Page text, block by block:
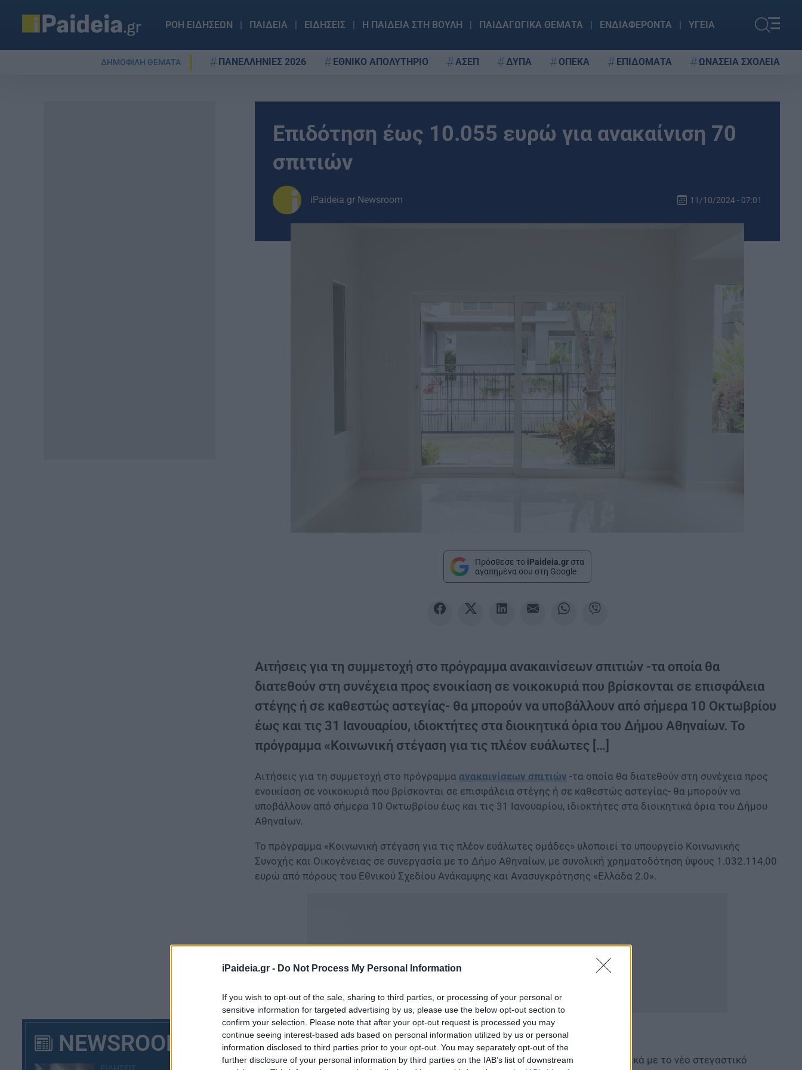
iPaideia.gr - Do Not Process My Personal Information
If you wish to opt-out of the sale, sharing to third parties, or processing of your personal or
sensitive information for targeted advertising by us, please use the below opt-out section to
confirm your selection. Please note that after your opt-out request is processed you may
continue seeing interest-based ads based on personal information utilized by us or personal
information disclosed to third parties prior to your opt-out. You may separately opt-out of the
further disclosure of your personal information by third parties on the IAB’s list of downstream
ΡΟΗ ΕΙΔΗΣΕΩΝ ΠΑΙΔΕΙΑ ΕΙΔΗΣΕΙΣ Η ΠΑΙΔΕΙΑ ΣΤΗ ΒΟΥΛΗ ΠΑΙΔΑΓΩΓΙΚΑ ΘΕΜΑΤΑ ΕΝΔΙΑΦΕΡΟΝΤΑ ΥΓΕΙΑ
ΔΗΜΟΦΙΛΗ ΘΕΜΑΤΑ ΠΑΝΕΛΛΗΝΙΕΣ 2026 ΕΘΝΙΚΟ ΑΠΟΛΥΤΗΡΙΟ ΑΣΕΠ ΔΥΠΑ ΟΠΕΚΑ ΕΠΙΔΟΜΑΤΑ ΩΝΑΣΕΙΑ ΣΧΟΛΕΙΑ
NEWSROOM
Επιδότηση έως 10.055 ευρώ για ανακαίνιση 70
σπιτιών
iPaideia.gr Newsroom 11/10/2024 - 07:01
Πρόσθεσε το iPaideia.gr στα
αγαπημένα σου στη Google
Αιτήσεις για τη συμμετοχή στο πρόγραμμα ανακαινίσεων σπιτιών -τα οποία θα
διατεθούν στη συνέχεια προς ενοικίαση σε νοικοκυριά που βρίσκονται σε επισφάλεια
στέγης ή σε καθεστώς αστεγίας- θα μπορούν να υποβάλλουν από σήμερα 10 Οκτωβρίου
έως και τις 31 Ιανουαρίου, ιδιοκτήτες στα διοικητικά όρια του Δήμου Αθηναίων. Το
πρόγραμμα «Κοινωνική στέγαση για τις πλέον ευάλωτες […]
Αιτήσεις για τη συμμετοχή στο πρόγραμμα ανακαινίσεων σπιτιών -τα οποία θα διατεθούν στη συνέχεια προς
ενοικίαση σε νοικοκυριά που βρίσκονται σε επισφάλεια στέγης ή σε καθεστώς αστεγίας- θα μπορούν να
υποβάλλουν από σήμερα 10 Οκτωβρίου έως και τις 31 Ιανουαρίου, ιδιοκτήτες στα διοικητικά όρια του Δήμου
Αθηναίων.
Το πρόγραμμα «Κοινωνική στέγαση για τις πλέον ευάλωτες ομάδες» υλοποιεί το υπουργείο Κοινωνικής
Συνοχής και Οικογένειας σε συνεργασία με το Δήμο Αθηναίων, με συνολική χρηματοδότηση ύψους 1.032.114,00
ευρώ από πόρους του Εθνικού Σχεδίου Ανάκαμψης και Ανασυγκρότησης «Ελλάδα 2.0».
Η υπουργός Κοινωνικής Συνοχής και Οικογένειας, Σοφία Ζαχαράκη, τονίζει σχετικά με το νέο στεγαστικό